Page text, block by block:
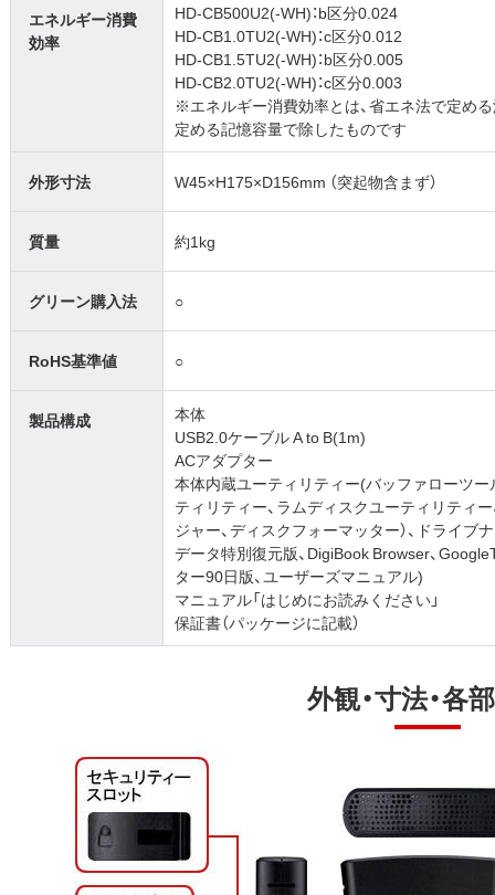
エネルギー消費
効率
HD-CB500U2(-WH)：b区分0.024
HD-CB1.0TU2(-WH)：c区分0.012
HD-CB1.5TU2(-WH)：b区分0.005
HD-CB2.0TU2(-WH)：c区分0.003
※エネルギー消費効率とは、省エネ法で定め
定める記憶容量で除したものです
外形寸法 W45×H175×D156mm （突起物含まず）
質量 約1kg
グリーン購入法 ○
RoHS基準値 ○
製品構成
本体
USB2.0ケーブル A to B(1m)
ACアダプター
本体内蔵ユーティリティー(バッファローツー
ティリティー、ラムディスクユーティリティ
ジャー、ディスクフォーマッター）、ドライ
データ特別復元版、DigiBook Browser、
ター90日版、ユーザーズマニュアル)
マニュアル「はじめにお読みください」
保証書（パッケージに記載）
外観・寸法・各